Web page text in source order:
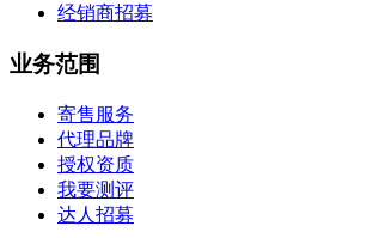
经销商招募
业务范围
寄售服务
代理品牌
授权资质
我要测评
达人招募